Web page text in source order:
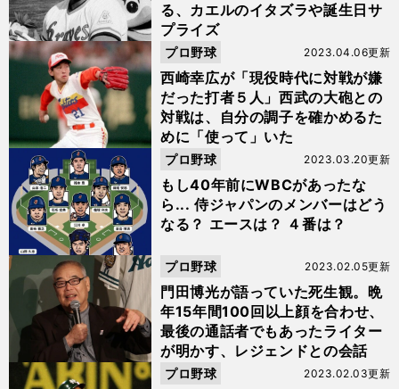
る、カエルのイタズラや誕生日サ
プライズ
西崎幸広が「現役時代に対戦が嫌
だった打者５人」西武の大砲との
対戦は、自分の調子を確かめるた
めに「使って」いた
2023.04.06更新
プロ野球
もし40年前にWBCがあったな
ら... 侍ジャパンのメンバーはどう
なる？ エースは？ ４番は？
2023.03.20更新
プロ野球
門田博光が語っていた死生観。晩
年15年間100回以上顔を合わせ、
最後の通話者でもあったライター
が明かす、レジェンドとの会話
2023.02.05更新
プロ野球
2023.02.03更新
プロ野球